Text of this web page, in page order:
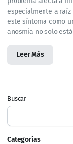
especialmente a raíz
este síntoma como
anosmia no solo
Leer Más
Buscar
Categorías